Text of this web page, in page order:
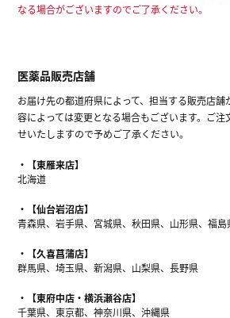
なる場合がございますのでご了承ください。
医薬品販売店舗
お届け先の都道府県によって、担当する販売店舗
容によっては変更となる場合もございます。ご注
せいたしますので予めご了承ください。
【東雁来店】
北海道
【仙台岩沼店】
青森県、岩手県、宮城県、秋田県、山形県、福
【久喜菖蒲店】
群馬県、埼玉県、新潟県、山梨県、長野県
【東府中店・横浜瀬谷店】
千葉県、東京都、神奈川県、沖縄県